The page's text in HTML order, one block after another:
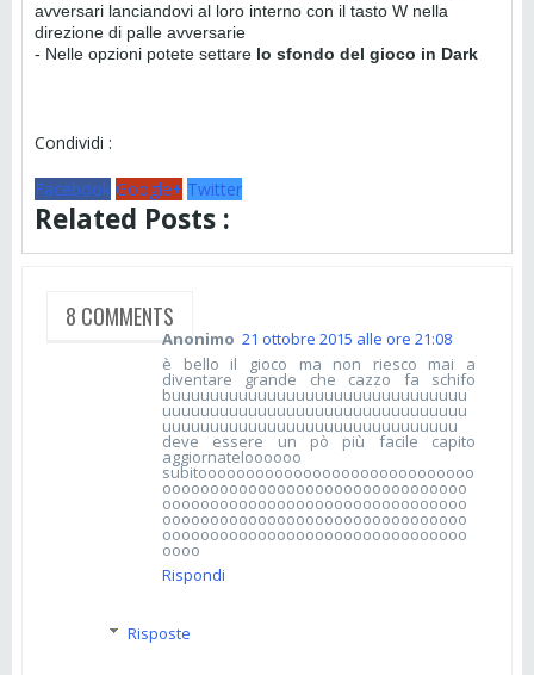
avversari lanciandovi al loro interno con il tasto W nella
direzione di palle avversarie
- Nelle opzioni potete settare lo sfondo del gioco in Dark
Condividi :
Facebook Google+ Twitter
Related Posts :
8 COMMENTS
Anonimo 21 ottobre 2015 alle ore 21:08
è bello il gioco ma non riesco mai a
diventare grande che cazzo fa schifo
buuuuuuuuuuuuuuuuuuuuuuuuuuuuuuu
uuuuuuuuuuuuuuuuuuuuuuuuuuuuuuuu
uuuuuuuuuuuuuuuuuuuuuuuuuuuuuuu
deve essere un pò più facile capito
aggiornateloooooo
subitooooooooooooooooooooooooooooo
oooooooooooooooooooooooooooooooo
oooooooooooooooooooooooooooooooo
oooooooooooooooooooooooooooooooo
oooooooooooooooooooooooooooooooo
oooo
Rispondi
Risposte